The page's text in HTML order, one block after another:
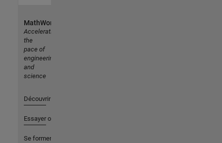
MathWorks
Accelerating
the
pace of
engineering
and
science
Découvrir les produits
Essayer ou acheter
Se former